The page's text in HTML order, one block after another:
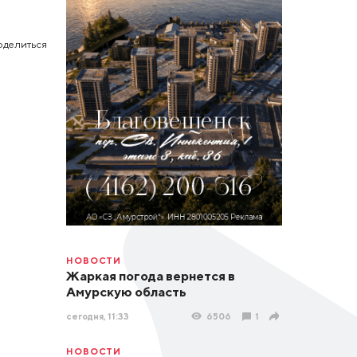
НОВОСТИ
Жаркая погода вернется в
Амурскую область
сегодня, 11:33 6506 1
НОВОСТИ